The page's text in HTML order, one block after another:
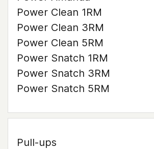
Power Clean 1RM
Power Clean 3RM
Power Clean 5RM
Power Snatch 1RM
Power Snatch 3RM
Power Snatch 5RM
Pull-ups